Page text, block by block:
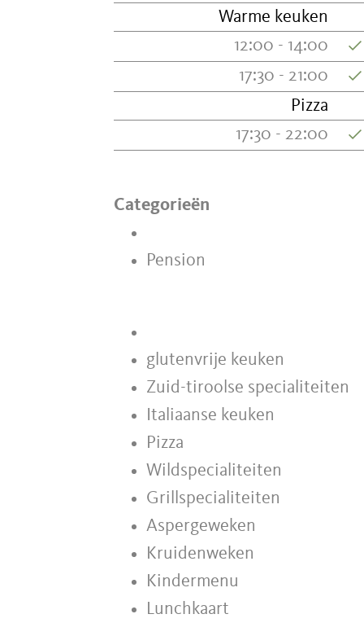
Warme keuken
12:00 - 14:00
17:30 - 21:00
Pizza
17:30 - 22:00
Categorieën
Pension
glutenvrije keuken
Zuid-tiroolse specialiteiten
Italiaanse keuken
Pizza
Wildspecialiteiten
Grillspecialiteiten
Aspergeweken
Kruidenweken
Kindermenu
Lunchkaart